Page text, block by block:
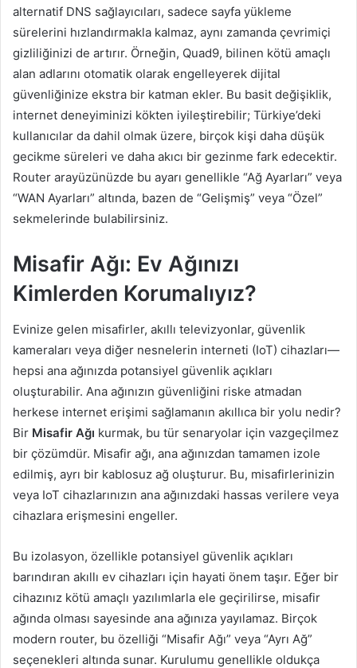
alternatif DNS sağlayıcıları, sadece sayfa yükleme
sürelerini hızlandırmakla kalmaz, aynı zamanda çevrimiçi
gizliliğinizi de artırır. Örneğin, Quad9, bilinen kötü amaçlı
alan adlarını otomatik olarak engelleyerek dijital
güvenliğinize ekstra bir katman ekler. Bu basit değişiklik,
internet deneyiminizi kökten iyileştirebilir; Türkiye’deki
kullanıcılar da dahil olmak üzere, birçok kişi daha düşük
gecikme süreleri ve daha akıcı bir gezinme fark edecektir.
Router arayüzünüzde bu ayarı genellikle “Ağ Ayarları” veya
“WAN Ayarları” altında, bazen de “Gelişmiş” veya “Özel”
sekmelerinde bulabilirsiniz.
Misafir Ağı: Ev Ağınızı
Kimlerden Korumalıyız?
Evinize gelen misafirler, akıllı televizyonlar, güvenlik
kameraları veya diğer nesnelerin interneti (IoT) cihazları—
hepsi ana ağınızda potansiyel güvenlik açıkları
oluşturabilir. Ana ağınızın güvenliğini riske atmadan
herkese internet erişimi sağlamanın akıllıca bir yolu nedir?
Bir Misafir Ağı kurmak, bu tür senaryolar için vazgeçilmez
bir çözümdür. Misafir ağı, ana ağınızdan tamamen izole
edilmiş, ayrı bir kablosuz ağ oluşturur. Bu, misafirlerinizin
veya IoT cihazlarınızın ana ağınızdaki hassas verilere veya
cihazlara erişmesini engeller.
Bu izolasyon, özellikle potansiyel güvenlik açıkları
barındıran akıllı ev cihazları için hayati önem taşır. Eğer bir
cihazınız kötü amaçlı yazılımlarla ele geçirilirse, misafir
ağında olması sayesinde ana ağınıza yayılamaz. Birçok
modern router, bu özelliği “Misafir Ağı” veya “Ayrı Ağ”
seçenekleri altında sunar. Kurulumu genellikle oldukça